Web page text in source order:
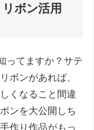
ボン活用
ってますか？サテ
ボンがあれば、
くなること間違
ンを大公開しち
作り作品がもっ